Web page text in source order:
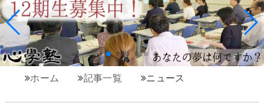
ホーム 記事一覧 ニュース